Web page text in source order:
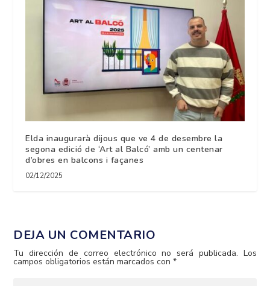
Elda inaugurarà dijous que ve 4 de desembre la
segona edició de ‘Art al Balcó’ amb un centenar
d’obres en balcons i façanes
02/12/2025
DEJA UN COMENTARIO
Tu dirección de correo electrónico no será publicada. Los
campos obligatorios están marcados con*